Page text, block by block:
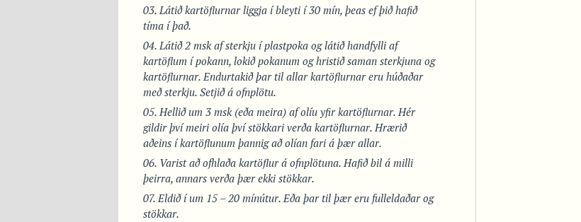
Látið kartöflurnar liggja í bleyti í 30 mín, þeas ef þið hafið
tíma í það.
Látið 2 msk af sterkju í plastpoka og látið handfylli af
kartöflum í pokann, lokið pokanum og hristið saman sterkjuna og
kartöflurnar. Endurtakið þar til allar kartöflurnar eru húðaðar
með sterkju. Setjið á ofnplötu.
Hellið um 3 msk (eða meira) af olíu yfir kartöflurnar. Hér
gildir því meiri olía því stökkari verða kartöflurnar. Hrærið
aðeins í kartöflunum þannig að olían fari á þær allar.
Varist að ofhlaða kartöflur á ofnplötuna. Hafið bil á milli
þeirra, annars verða þær ekki stökkar.
Eldið í um 15 – 20 mínútur. Eða þar til þær eru fulleldaðar og
stökkar.